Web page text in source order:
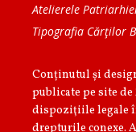
Atelierele
Tipografia Cărţilor
Conținutul și
publicate pe site
dispoziţiile legale
drepturile conexe.